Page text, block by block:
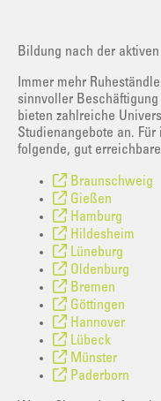
Bildung nach der
Immer mehr
sinnvoller
bieten zahlreiche
Studienangebote an.
folgende, gut
Braunschweig
Gießen
Hamburg
Hildesheim
Lüneburg
Oldenburg
Bremen
Göttingen
Hannover
Lübeck
Münster
Paderborn